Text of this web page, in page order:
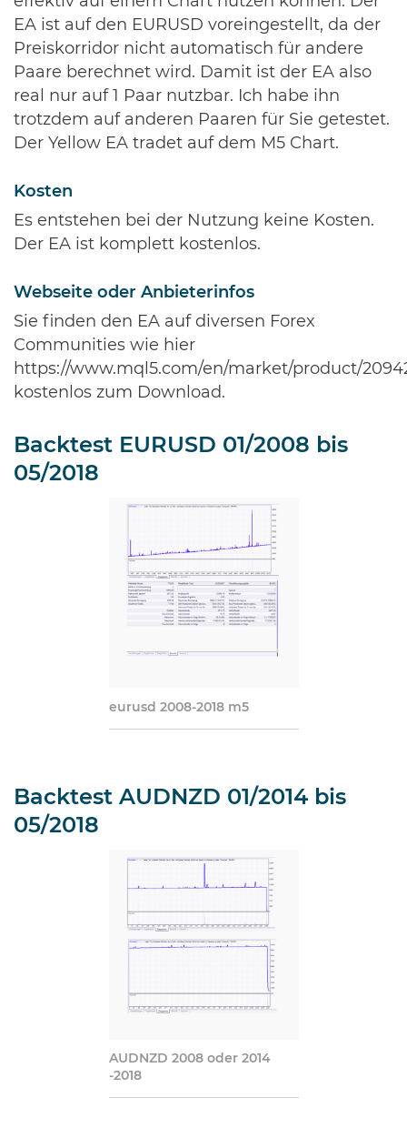
EA ist auf den EURUSD voreingestellt, da der
Preiskorridor nicht automatisch für andere
Paare berechnet wird. Damit ist der EA also
real nur auf 1 Paar nutzbar. Ich habe ihn
trotzdem auf anderen Paaren für Sie getestet.
Der Yellow EA tradet auf dem M5 Chart.
Kosten
Es entstehen bei der Nutzung keine Kosten.
Der EA ist komplett kostenlos.
Webseite oder Anbieterinfos
Sie finden den EA auf diversen Forex
Communities wie hier
https://www.mql5.com/en/market/product/
kostenlos zum Download.
Backtest EURUSD 01/2008 bis
05/2018
eurusd 2008-2018 m5
Backtest AUDNZD 01/2014 bis
05/2018
AUDNZD 2008 oder 2014
-2018